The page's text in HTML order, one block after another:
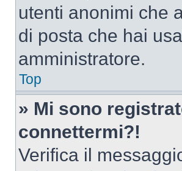
utenti anonimi che
di posta che hai
amministratore.
Top
» Mi sono
connettermi?!
Verifica il